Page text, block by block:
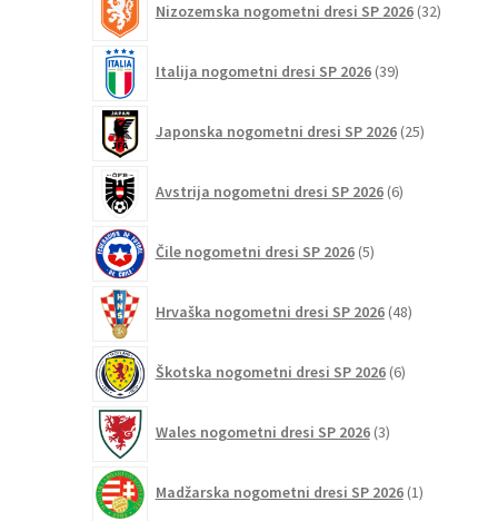
Nizozemska nogometni dresi SP 2026 32izdelkov
Italija nogometni dresi SP 2026 39izdelkov
Japonska nogometni dresi SP 2026 25izdelkov
Avstrija nogometni dresi SP 2026 6izdelkov
Čile nogometni dresi SP 2026 5izdelkov
Hrvaška nogometni dresi SP 2026 48izdelkov
Škotska nogometni dresi SP 2026 6izdelkov
Wales nogometni dresi SP 2026 3izdelki
Madžarska nogometni dresi SP 2026 1izdelek